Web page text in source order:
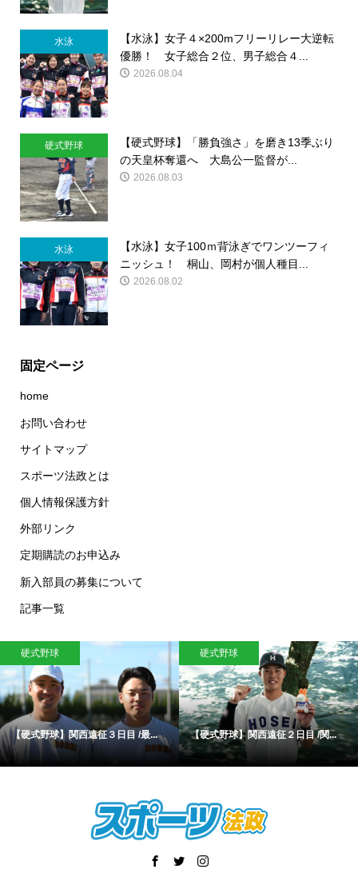
水泳
【水泳】女子４×200mフリーリレー大逆転
優勝！ 女子総合２位、男子総合４...
2026.08.04
硬式野球
【硬式野球】「勝負強さ」を磨き13季ぶり
の天皇杯奪還へ 大島公一監督が...
2026.08.03
水泳
【水泳】女子100ｍ背泳ぎでワンツーフィ
ニッシュ！ 桐山、岡村が個人種目...
2026.08.02
固定ページ
home
お問い合わせ
サイトマップ
スポーツ法政とは
個人情報保護方針
外部リンク
定期購読のお申込み
新入部員の募集について
記事一覧
硬式野球
【硬式野球】関西遠征３日目 /最...
硬式野球
【硬式野球】関西遠征２日目 /関...